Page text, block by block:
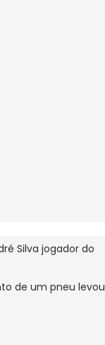
Silva jogador do
de um pneu levou